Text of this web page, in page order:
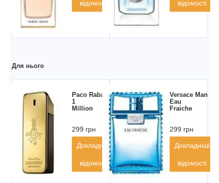
відомості відомості
Для нього
Paco Rabanne
1
Million
299 грн
Докладніші
відомості
Versace Man
Eau
Fraiche
299 грн
Докладніші
відомості